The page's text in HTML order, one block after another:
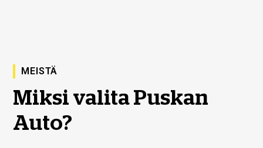
MEISTÄ
Miksi valita Puskan
Auto?